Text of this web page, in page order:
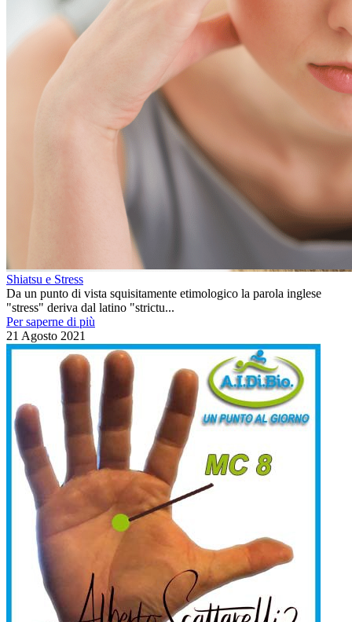
Shiatsu e Stress
Da un punto di vista squisitamente etimologico la parola inglese
"stress" deriva dal latino "strictu...
Per saperne di più
21 Agosto 2021